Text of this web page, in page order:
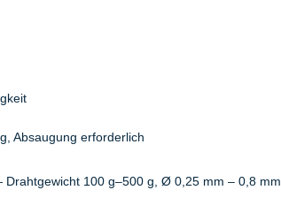
Absaugung erforderlich
100 g–500 g, Ø 0,25 mm – 0,8 mm.